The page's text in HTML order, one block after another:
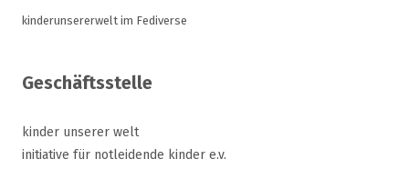
kinderunsererwelt im Fediverse
Geschäftsstelle
kinder unserer welt
initiative für notleidende kinder e.v.